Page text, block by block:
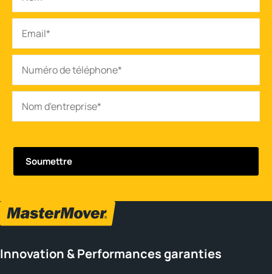
Innovation & Performances garanties